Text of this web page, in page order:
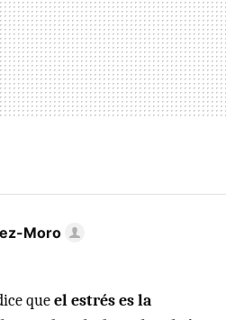
Moro
queel estrés es la